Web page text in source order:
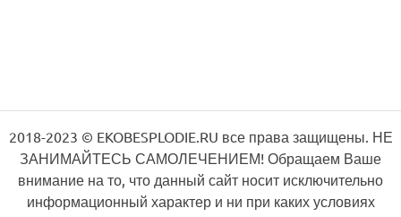
2018-2023 © EKOBESPLODIE.RU все права защищены. НЕ
ЗАНИМАЙТЕСЬ САМОЛЕЧЕНИЕМ! Обращаем Ваше
внимание на то, что данный сайт носит исключительно
информационный характер и ни при каких условиях